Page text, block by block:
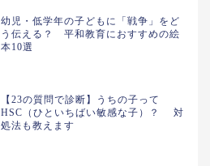
幼児・低学年の子どもに「戦争」をど
う伝える？ 平和教育におすすめの絵
本10選
【23の質問で診断】うちの子って
HSC（ひといちばい敏感な子）？ 対
処法も教えます